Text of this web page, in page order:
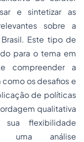
e sintetizar as
sobre a
Este tipo de
para o tema em
compreender a
os desafios e
de políticas
qualitativa
flexibilidade
uma análise